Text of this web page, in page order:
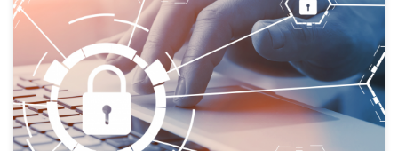
サイバー攻撃の脅威にどのように対策すべきか？ 自動車のコネクティッド化、スマー
ト化が進むと同時に、車 […]